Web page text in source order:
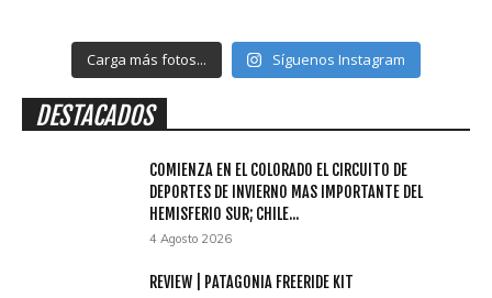
Carga más fotos... Síguenos Instagram
DESTACADOS
COMIENZA EN EL COLORADO EL CIRCUITO DE
DEPORTES DE INVIERNO MAS IMPORTANTE DEL
HEMISFERIO SUR; CHILE...
4 Agosto 2026
REVIEW | PATAGONIA FREERIDE KIT